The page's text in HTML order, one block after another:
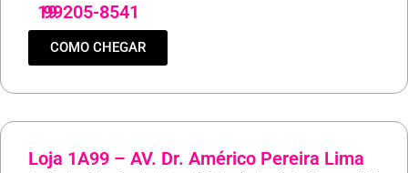
19
99205-8541
COMO CHEGAR
Loja 1A99 – AV. Dr. Américo Pereira Lima